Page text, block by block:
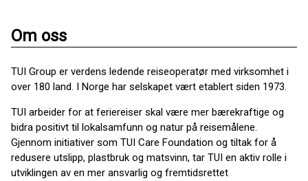
Om oss
TUI Group er verdens ledende reiseoperatør med virksomhet i
over 180 land. I Norge har selskapet vært etablert siden 1973.
TUI arbeider for at feriereiser skal være mer bærekraftige og
bidra positivt til lokalsamfunn og natur på reisemålene.
Gjennom initiativer som TUI Care Foundation og tiltak for å
redusere utslipp, plastbruk og matsvinn, tar TUI en aktiv rolle i
utviklingen av en mer ansvarlig og fremtidsrettet